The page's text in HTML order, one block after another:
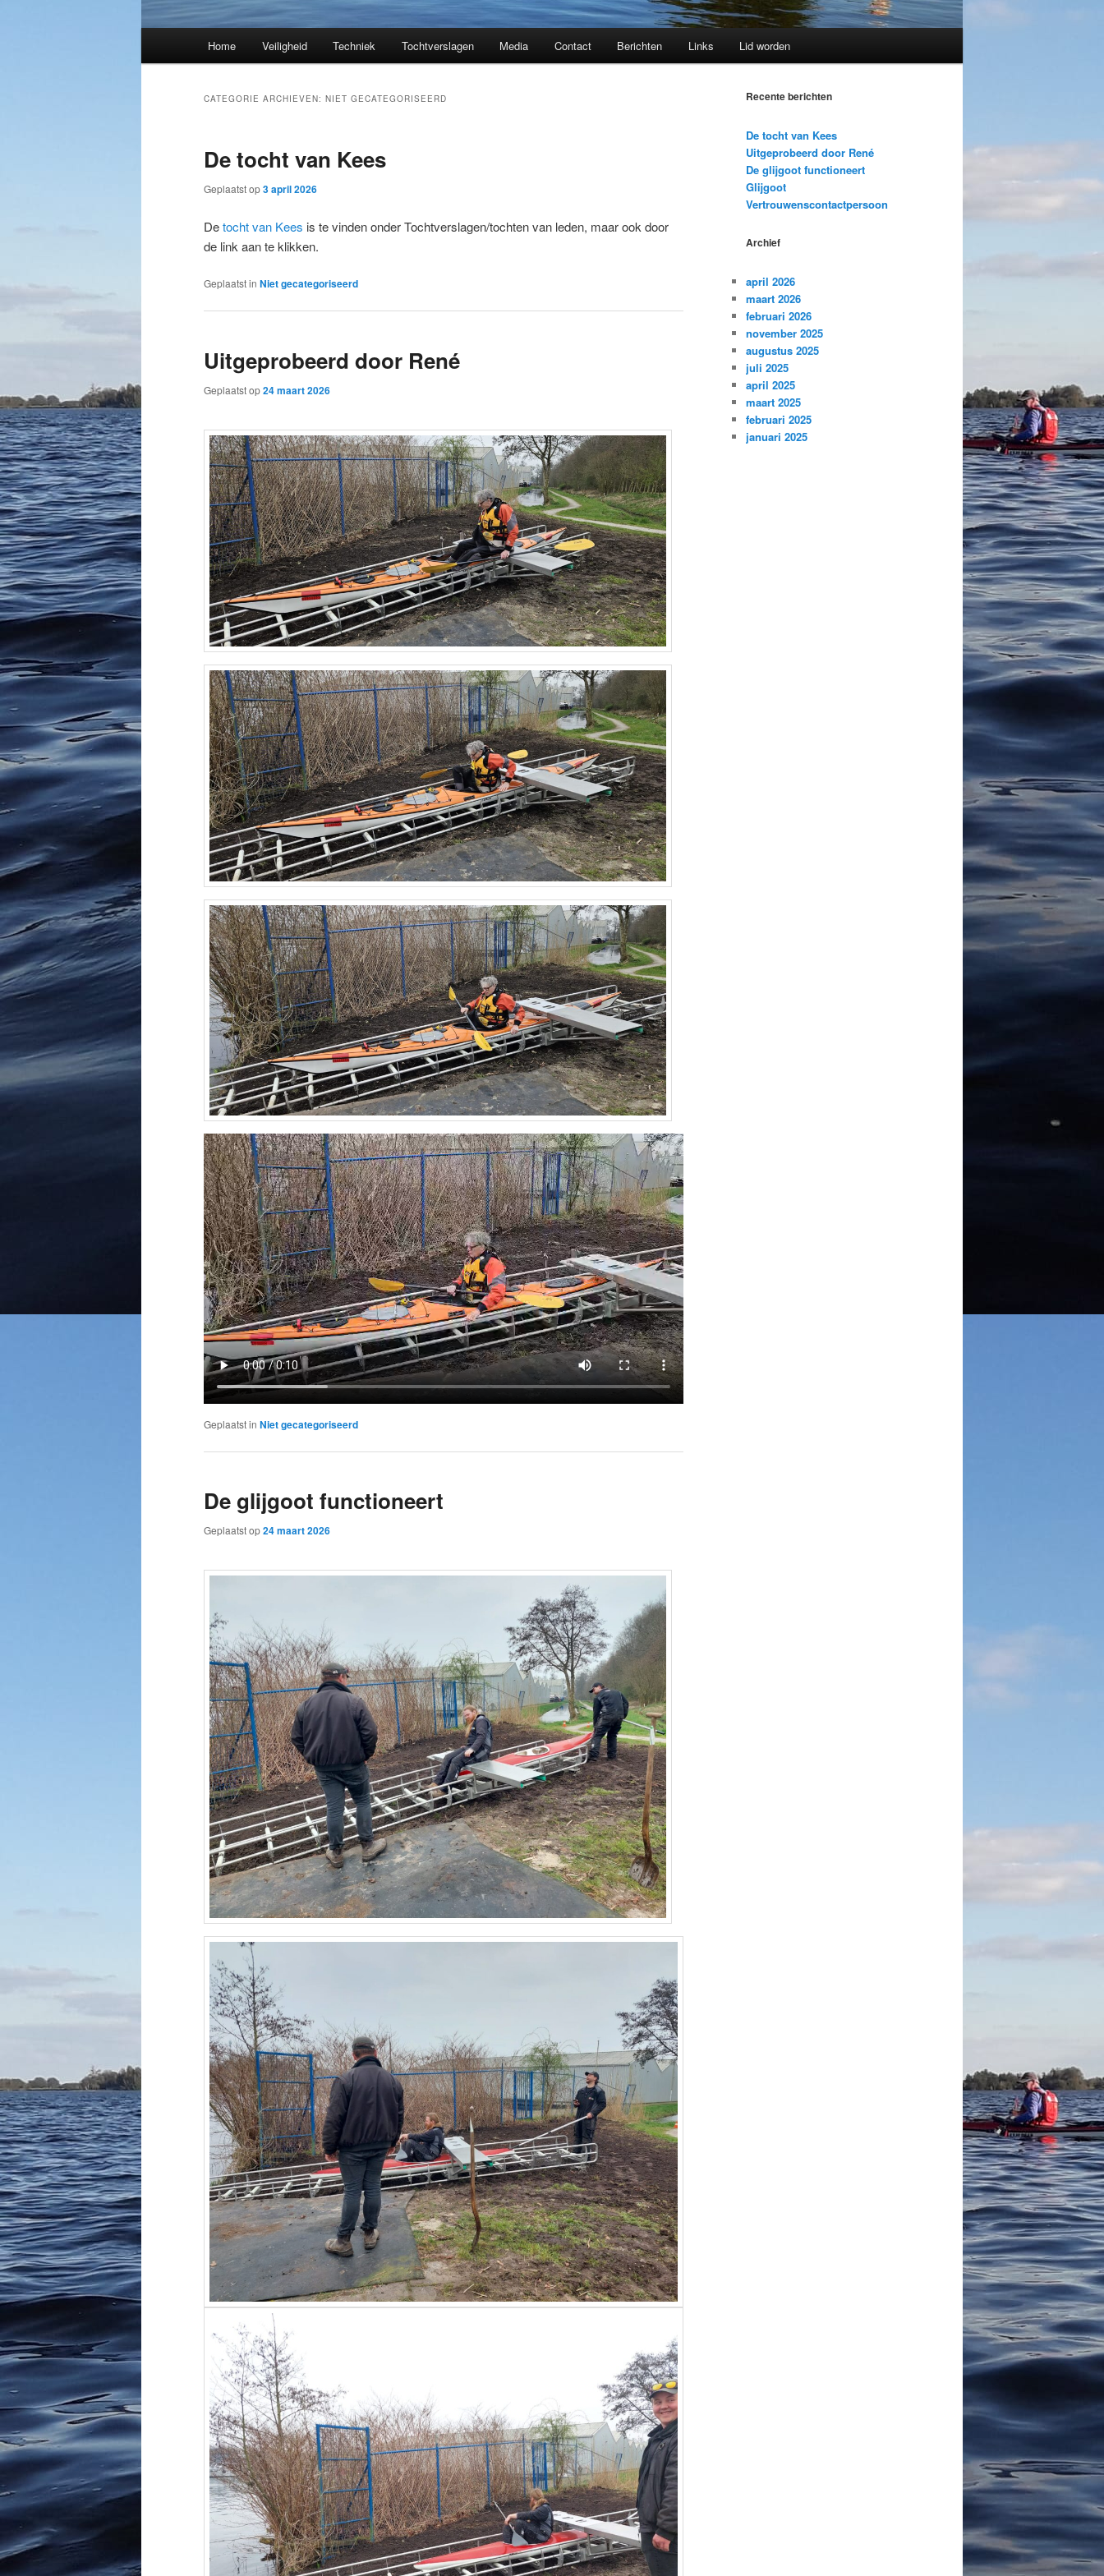
Home Veiligheid Techniek Tochtverslagen Media Contact Berichten Links Lid worden
CATEGORIE ARCHIEVEN: NIET GECATEGORISEERD
De tocht van Kees
Geplaatst op3 april 2026
Detocht van Kees is te vinden onder Tochtverslagen/tochten van leden, maar ook door
de link aan te klikken.
Geplaatst in Niet gecategoriseerd
Uitgeprobeerd door René
Geplaatst op24 maart 2026
Geplaatst in Niet gecategoriseerd
De glijgoot functioneert
Geplaatst op24 maart 2026
Recente berichten
De tocht van Kees
Uitgeprobeerd door René
De glijgoot functioneert
Glijgoot
Vertrouwenscontactpersoon
Archief
april 2026
maart 2026
februari 2026
november 2025
augustus 2025
juli 2025
april 2025
maart 2025
februari 2025
januari 2025